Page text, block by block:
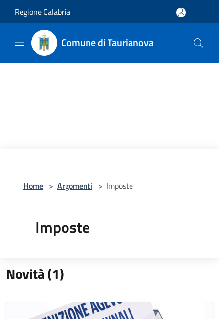
Regione Calabria
Comune di Taurianova
Home > Argomenti > Imposte
Imposte
Novità (1)